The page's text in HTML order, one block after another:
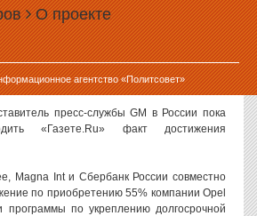
О проекте
агентство «Политсовет»
Зигфрид Вольф, передает Reuters.
Клаус Франц подтвердил, что Magna и
к подписанию контракт на покупку
ТАСС» со ссылкой на Dow Jones.
пресс-службы GM в России пока
«Газете.Ru» факт достижения
Magna Int и Сбербанк России совместно
по приобретению 55% компании Opel
программы по укреплению долгосрочной